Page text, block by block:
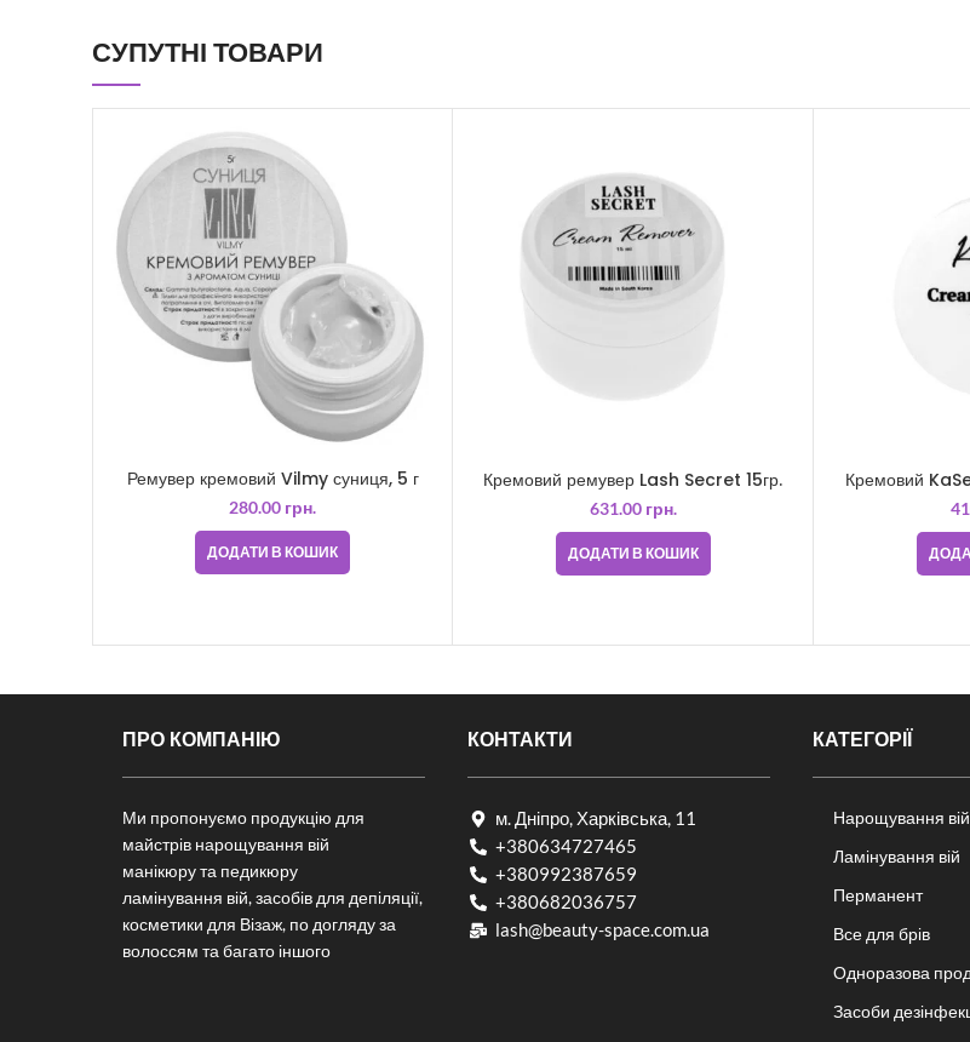
СУПУТНІ ТОВАРИ
Ремувер кремовий Vilmy суниця, 5 г
280.00 грн.
ДОДАТИ В КОШИК
Кремовий ремувер Lash Secret 15гр.
631.00 грн.
ДОДАТИ В КОШИК
Кремовий
ПРО КОМПАНІЮ
Ми пропонуємо продукцію для
майстрів нарощування вій
манікюру та педикюру
ламінування вій, засобів для депіляції,
косметики для Візаж, по догляду за
волоссям та багато іншого
КОНТАКТИ
м. Дніпро, Харківська, 11
+380634727465
+380992387659
+380682036757​
lash@beauty-space.com.ua
КАТЕГОРІЇ
Нарощування вій
Ламінування вій
Перманент
Все для брів
Одноразова
Засоби